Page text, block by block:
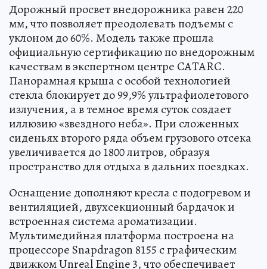
Дорожный просвет внедорожника равен 220
мм, что позволяет преодолевать подъемы с
уклоном до 60%. Модель также прошла
официальную сертификацию по внедорожным
качествам в экспертном центре CATARC.
Панорамная крыша с особой технологией
стекла блокирует до 99,9% ультрафиолетового
излучения, а в темное время суток создает
иллюзию «звездного неба». При сложенных
сиденьях второго ряда объем грузового отсека
увеличивается до 1800 литров, образуя
пространство для отдыха в дальних поездках.
Оснащение дополняют кресла с подогревом и
вентиляцией, двухсекционный бардачок и
встроенная система ароматизации.
Мультимедийная платформа построена на
процессоре Snapdragon 8155 с графическим
движком Unreal Engine 3, что обеспечивает